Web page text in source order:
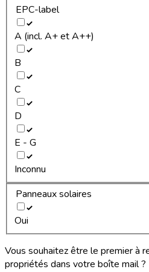
EPC-label
A (incl. A+ et A++)
B
C
D
E - G
Inconnu
Panneaux solaires
Oui
Vous souhaitez être le premier à
propriétés dans votre boîte mail ?